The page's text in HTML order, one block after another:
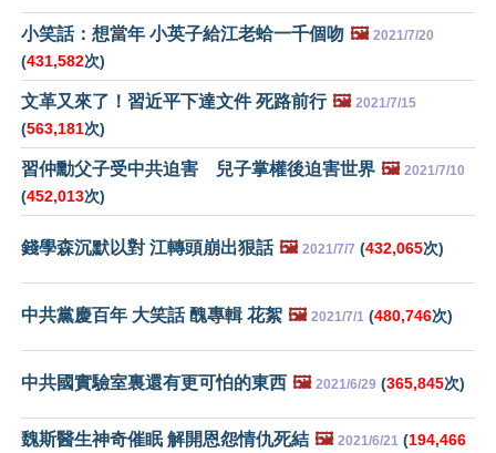
小笑話：想當年 小英子給江老蛤一千個吻 🖼️ 2021/7/20
(431,582次)
文革又來了！習近平下達文件 死路前行 🖼️ 2021/7/15
(563,181次)
習仲勳父子受中共迫害 兒子掌權後迫害世界 🖼️ 2021/7/10
(452,013次)
錢學森沉默以對 江轉頭崩出狠話 🖼️ 2021/7/7 (432,065次)
中共黨慶百年 大笑話 醜專輯 花絮 🖼️ 2021/7/1 (480,746次)
中共國實驗室裏還有更可怕的東西 🖼️ 2021/6/29 (365,845次)
魏斯醫生神奇催眠 解開恩怨情仇死結 🖼️ 2021/6/21 (194,466